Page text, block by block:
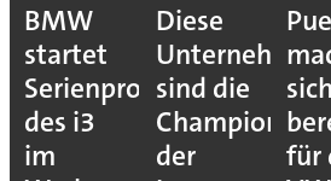
BMW
startet
Serienproduktion
des i3
im
Diese
Unternehmen
sind die
Champions
der
sich
für